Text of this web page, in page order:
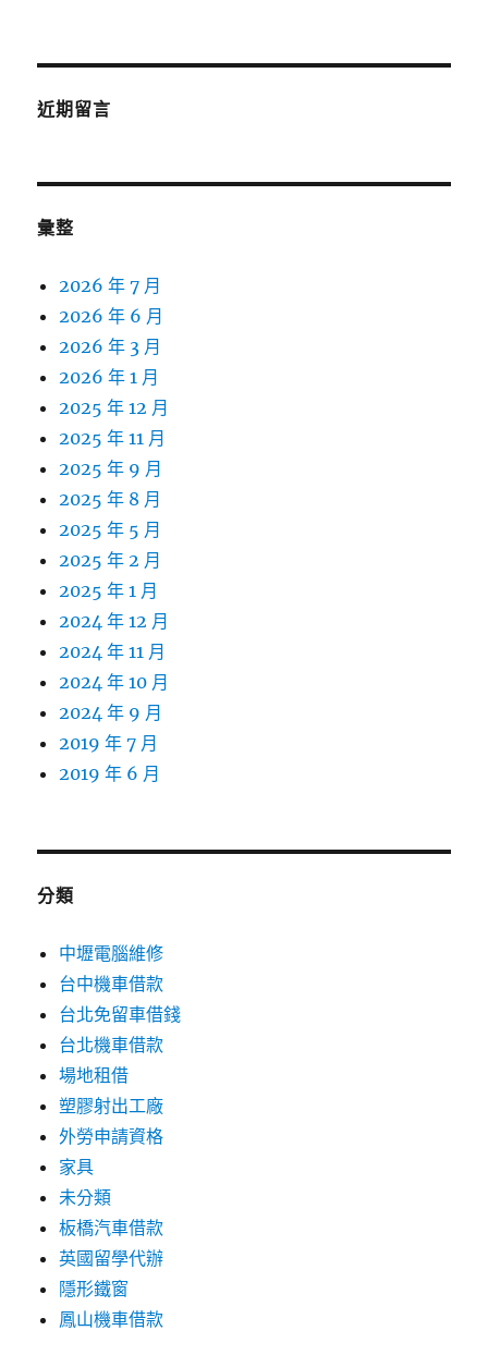
近期留言
彙整
2026 年 7 月
2026 年 6 月
2026 年 3 月
2026 年 1 月
2025 年 12 月
2025 年 11 月
2025 年 9 月
2025 年 8 月
2025 年 5 月
2025 年 2 月
2025 年 1 月
2024 年 12 月
2024 年 11 月
2024 年 10 月
2024 年 9 月
2019 年 7 月
2019 年 6 月
分類
中壢電腦維修
台中機車借款
台北免留車借錢
台北機車借款
場地租借
塑膠射出工廠
外勞申請資格
家具
未分類
板橋汽車借款
英國留學代辦
隱形鐵窗
鳳山機車借款